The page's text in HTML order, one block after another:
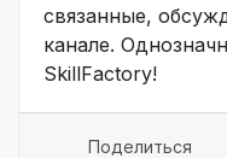
связанные,
канале.
SkillFactory!
Поделиться